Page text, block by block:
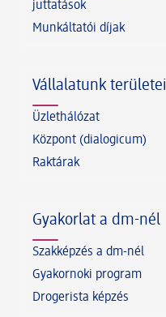
juttatások
Munkáltatói díjak
Vállalatunk területei
Üzlethálózat
Központ (dialogicum)
Raktárak
Gyakorlat a dm-nél
Szakképzés a dm-nél
Gyakornoki program
Drogerista képzés